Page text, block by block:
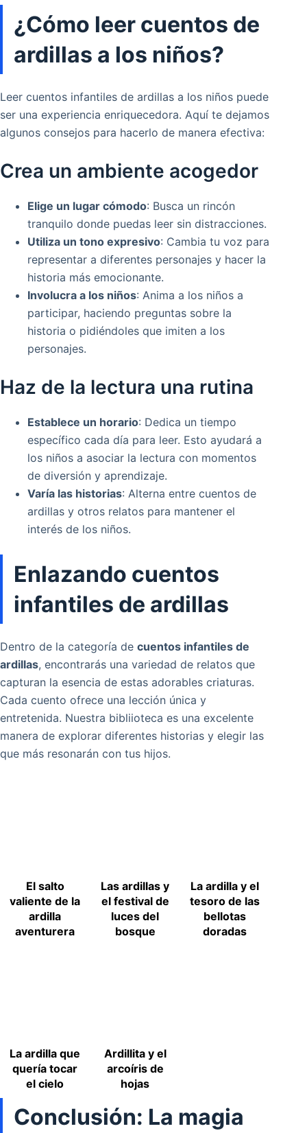
¿Cómo leer cuentos de
ardillas a los niños?
Leer cuentos infantiles de ardillas a los niños puede
ser una experiencia enriquecedora. Aquí te dejamos
algunos consejos para hacerlo de manera efectiva:
Crea un ambiente acogedor
Elige un lugar cómodo: Busca un rincón
tranquilo donde puedas leer sin distracciones.
Utiliza un tono expresivo: Cambia tu voz para
representar a diferentes personajes y hacer la
historia más emocionante.
Involucra a los niños: Anima a los niños a
participar, haciendo preguntas sobre la
historia o pidiéndoles que imiten a los
personajes.
Haz de la lectura una rutina
Establece un horario: Dedica un tiempo
específico cada día para leer. Esto ayudará a
los niños a asociar la lectura con momentos
de diversión y aprendizaje.
Varía las historias: Alterna entre cuentos de
ardillas y otros relatos para mantener el
interés de los niños.
Enlazando cuentos
infantiles de ardillas
Dentro de la categoría de cuentos infantiles de
ardillas, encontrarás una variedad de relatos que
capturan la esencia de estas adorables criaturas.
Cada cuento ofrece una lección única y
entretenida. Nuestra bibliioteca es una excelente
manera de explorar diferentes historias y elegir las
que más resonarán con tus hijos.
El salto
valiente de la
ardilla
aventurera
Las ardillas y
el festival de
luces del
bosque
La ardilla y el
tesoro de las
bellotas
doradas
La ardilla que
quería tocar
el cielo
Ardillita y el
arcoíris de
hojas
Conclusión: La magia